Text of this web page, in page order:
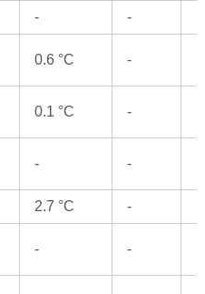
- -
0.6 °C -
0.1 °C -
- -
2.7 °C -
- -